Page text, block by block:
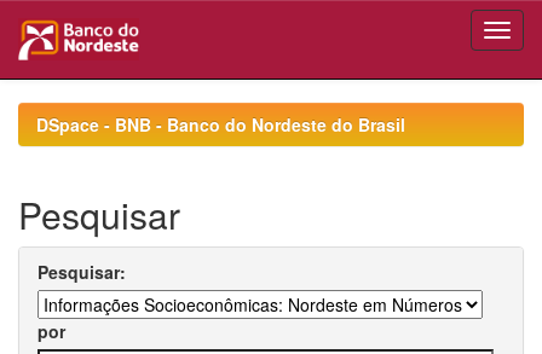
navigationDSpace - BNB - Banco do Nordeste do Brasil
Pesquisar
Pesquisar:
por